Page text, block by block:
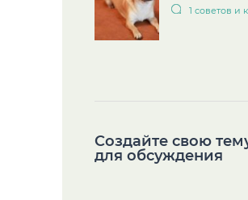
1 советов и
Cоздайте свою
для обсуждения